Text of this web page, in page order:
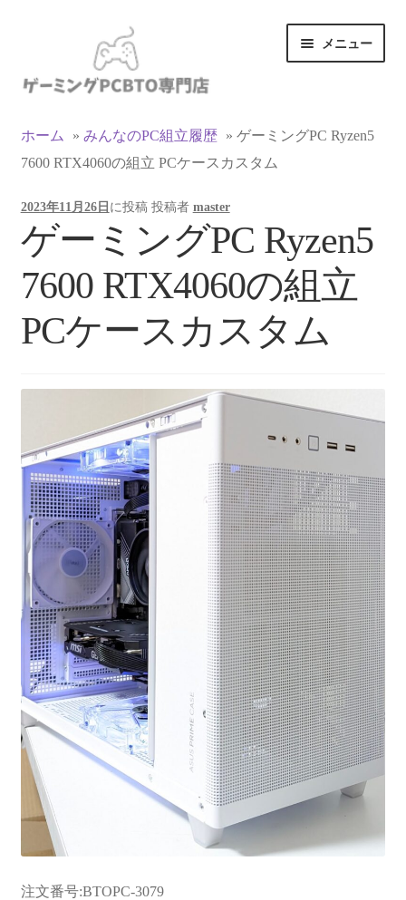
ゲ
ョ
ン
ス
キ
ッ
プ
テ
へ
ス
ッ
プ
メニュー
マイアカウント
支払い
お買い物カゴ
フルカスタマイズ相談
みんなのPC組立履歴
ご使用時にあたって
ホーム » みんなのPC組立履歴 » ゲーミングPC Ryzen5
7600 RTX4060の組立 PCケースカスタム
2023年11月26日 に投稿 投稿者 master
ゲーミングPC Ryzen5
7600 RTX4060の組立
PCケースカスタム
注文番号:BTOPC-3079